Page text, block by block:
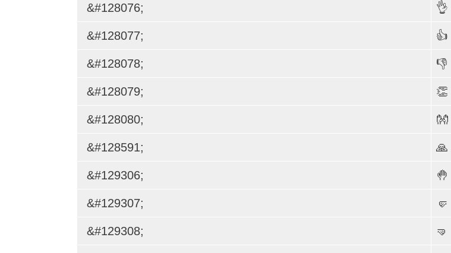
&#128076; 👌
&#128077; 👍
&#128078; 👎
&#128079; 👏
&#128080; 👐
&#128591; 🙏
&#129306; 🤚
&#129307; 🤛
&#129308; 🤜